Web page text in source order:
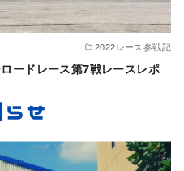
2022レース参戦記
ードレース第7戦レースレポ